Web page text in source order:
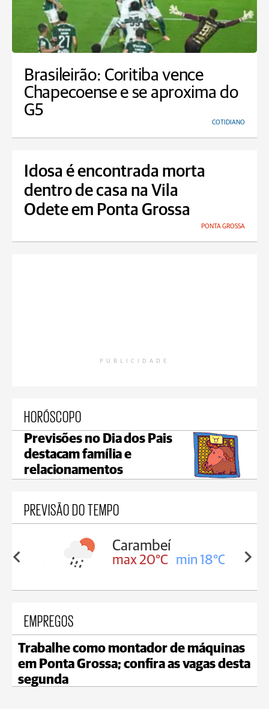
Brasileirão: Coritiba vence
Chapecoense e se aproxima do
G5
COTIDIANO
Idosa é encontrada morta
dentro de casa na Vila
Odete em Ponta Grossa
PONTA GROSSA
PUBLICIDADE
HORÓSCOPO
Previsões no Dia dos Pais
destacam família e
relacionamentos
PREVISÃO DO TEMPO
18°C
Carambeí
max 20°C min 18°C
EMPREGOS
Trabalhe como montador de máquinas
em Ponta Grossa; confira as vagas desta
segunda